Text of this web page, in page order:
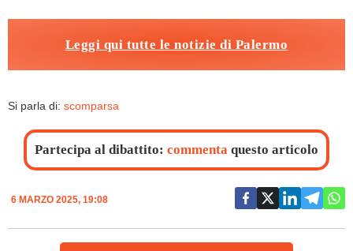
Leggi qui tutte le notizie di Palermo
Si parla di: scomparsa
Partecipa al dibattito: commenta questo articolo
6 MARZO 2025, 19:08